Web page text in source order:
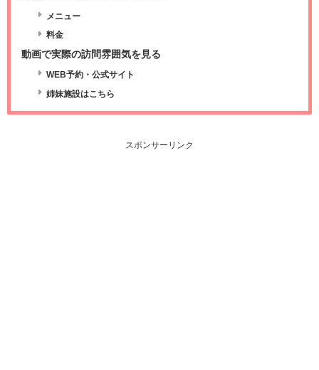
メニュー
料金
動画で実際の訪問雰囲気を見る
WEB予約・公式サイト
姉妹施設はこちら
スポンサーリンク